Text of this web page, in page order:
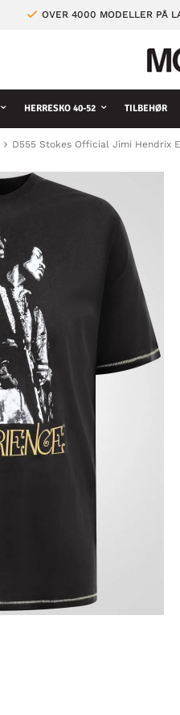
OVER 4000 MODELLER PÅ
HERRESKO 40-52 TILBEHØR
D555 Stokes Official Jimi Hendrix